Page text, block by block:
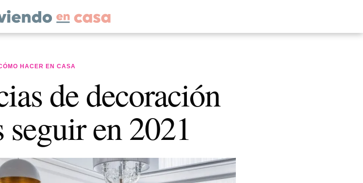
HACER EN CASA
de decoración
seguir en 2021